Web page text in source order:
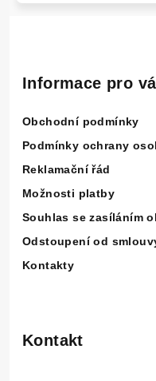
Informace pro
Obchodní podmínky
Podmínky ochrany
Reklamační řád
Možnosti platby
Souhlas se zasíláním
Odstoupení od
Kontakty
Kontakt